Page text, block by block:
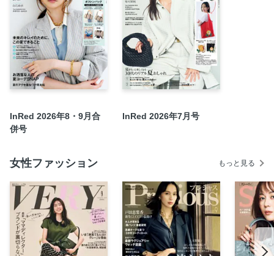
Part1 センスがいい人はこの夏、何を買って何を着てる
の？ お洒落モデルの私服白書
Part2 人気ブランドのプレスが旬の着こなしテクを直伝！
カジュアル派・お洒落プレスの真夏SNAP
Part3 ファッション・仕事・ライフスタイル…笑顔とお洒
落が素敵な６人のアイコンズに密着！ “InRed Icons”6人のリ
アル・スタイル
ボストンバッグ 【増刊号】MOOMIN 夏色ポーチ3点セット
この夏はアクセも“レイヤード”がアツい！ 夏のアクセ重ね
づけ見本帖
It’s Culture Time!
甘いルックスに、狂気を秘めて。小瀧 望（WEST.）の新境
地
赤楚衛二 人が好き、という才能。
抜け出せない、沼 小島 健（Aぇ! group）に溺れたい。
InRed 2026年8・9月合
併号
InRed 2026年7月号
女性ファッション もっと見る